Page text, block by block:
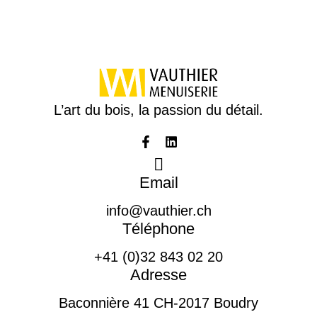
L’art du bois, la passion du détail.
Email
info@vauthier.ch
Téléphone
+41 (0)32 843 02 20
Adresse
Baconnière 41 CH-2017 Boudry